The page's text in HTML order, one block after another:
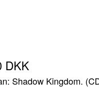
DKK
Shadow Kingdom.